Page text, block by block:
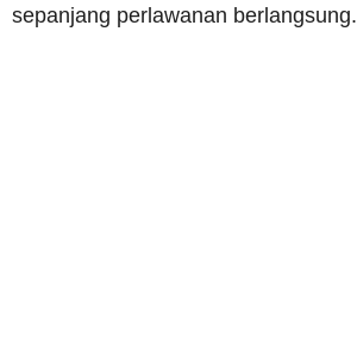
sepanjang perlawanan berlangsung.